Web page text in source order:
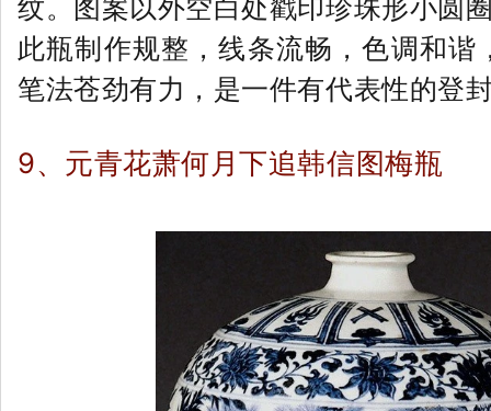
纹。图案以外空白处戳印珍珠形小圆
此瓶制作规整，线条流畅，色调和谐
笔法苍劲有力，是一件有代表性的登
9、元青花萧何月下追韩信图梅瓶